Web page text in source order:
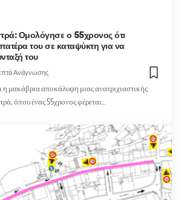
Ομολόγησε ο 55χρονος ότι
του σε καταψύκτη για να
του
Ανάγνωσης
η μακάβρια αποκάλυψη μιας ανατριχιαστικής
όπου ένας 55χρονος φέρεται…